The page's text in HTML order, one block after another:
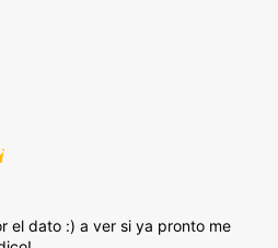
el dato :) a ver si ya pronto me